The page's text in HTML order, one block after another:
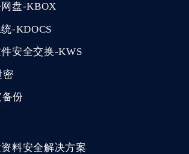
盘-KBOX
-KDOCS
安全交换-KWS
密
备份
料安全解决方案